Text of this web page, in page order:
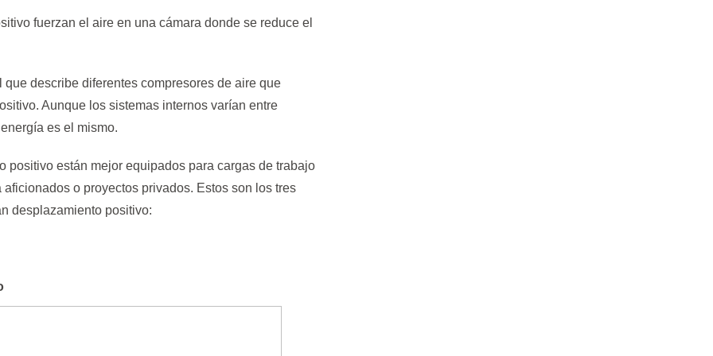
fuerzan el aire en una cámara donde se reduce el
describe diferentes compresores de aire que
Aunque los sistemas internos varían entre
es el mismo.
positivo están mejor equipados para cargas de trabajo
o proyectos privados. Estos son los tres
desplazamiento positivo: